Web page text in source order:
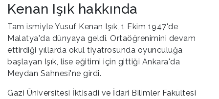
Kenan Işık hakkında
Tam ismiyle Yusuf Kenan Işık, 1 Ekim 1947'de
Malatya'da dünyaya geldi. Ortaöğrenimini devam
ettirdiği yıllarda okul tiyatrosunda oyunculuğa
başlayan Işık, lise eğitimi için gittiği Ankara'da
Meydan Sahnesi'ne girdi.
Gazi Üniversitesi İktisadi ve İdari Bilimler Fakültesi